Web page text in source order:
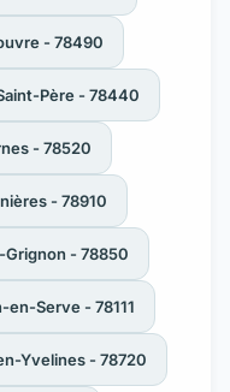
- 78490
Père - 78440
- 78520
- 78910
- 78850
Serve - 78111
Yvelines - 78720